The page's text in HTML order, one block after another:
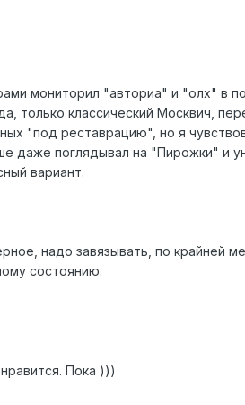
мониторил "авториа" и "олх" в
только классический Москвич,
"под реставрацию", но я
даже поглядывал на "Пирожки" и
вариант.
надо завязывать, по крайней
состоянию.
Пока )))